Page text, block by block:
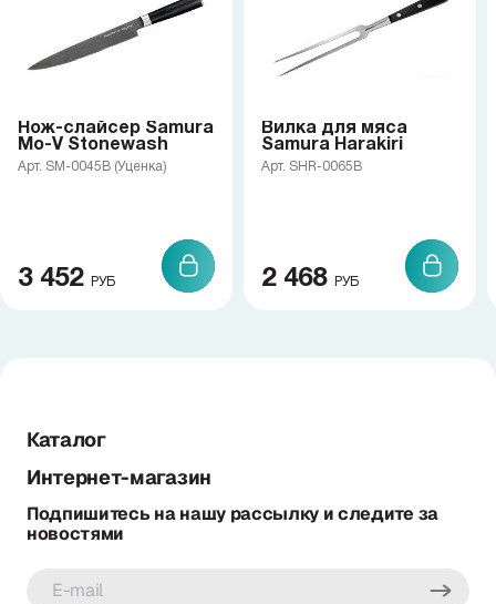
Нож-слайсер Samura
Mo-V Stonewash
Арт. SM-0045B (Уценка)
3 452 РУБ
Вилка для мяса
Samura Harakiri
Арт. SHR-0065B
2 468 РУБ
Каталог
Интернет-магазин
Подпишитесь на нашу рассылку и следите за
новостями